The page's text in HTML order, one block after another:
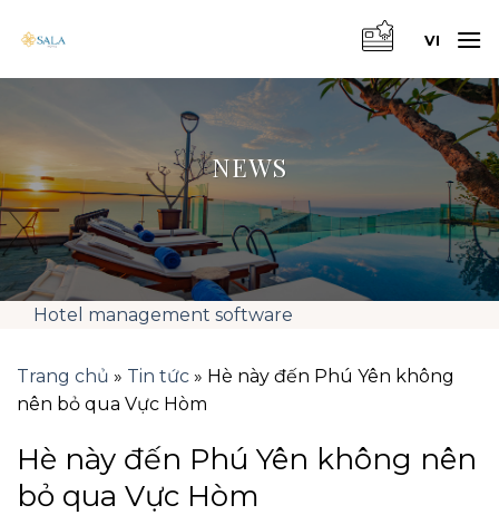
VI
NEWS
Hotel management software
Trang chủ » Tin tức » Hè này đến Phú Yên không
nên bỏ qua Vực Hòm
Hè này đến Phú Yên không nên
bỏ qua Vực Hòm